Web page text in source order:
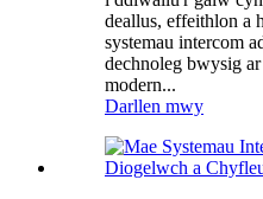
deallus, effeithlon a
systemau intercom
dechnoleg bwysig
modern...
Darllen mwy